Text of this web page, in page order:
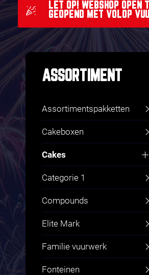
LET OP! WEBSHOP OPEN
GEOPEND MET VOLOP
ASSORTIMENT
Assortimentspakketten
Cakeboxen
Cakes
Fluitcakes
Categorie 1
Compounds
Elite Mark
Familie vuurwerk
Fonteinen